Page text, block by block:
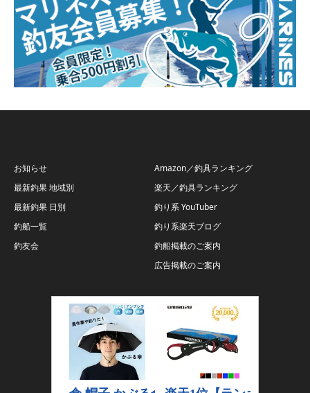
お知らせ
最新釣果 地域別
最新釣果 日別
釣船一覧
釣友会
Amazon／釣具ランキング
楽天／釣具ランキング
釣り系 YouTuber
釣り系楽天ブログ
釣船掲載のご案内
広告掲載のご案内